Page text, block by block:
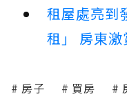
租屋處亮到
租」 房東
房子 買房